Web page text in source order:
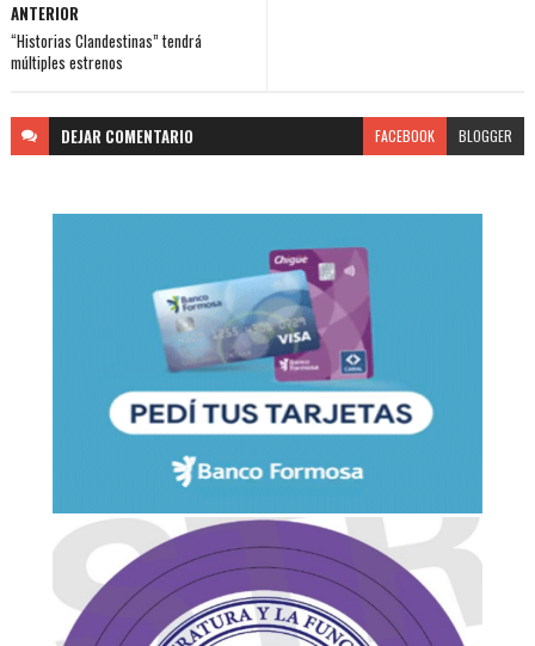
ANTERIOR
“Historias Clandestinas” tendrá
múltiples estrenos
DEJAR COMENTARIO FACEBOOK BLOGGER